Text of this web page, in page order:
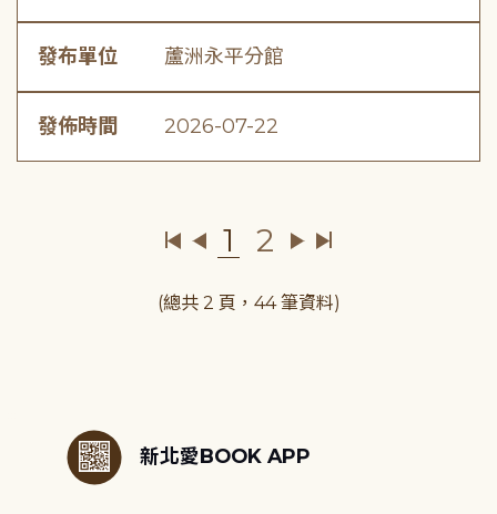
發布單位 蘆洲永平分館
發佈時間 2026-07-22
1 2
(總共 2 頁，44 筆資料)
新北愛BOOK APP